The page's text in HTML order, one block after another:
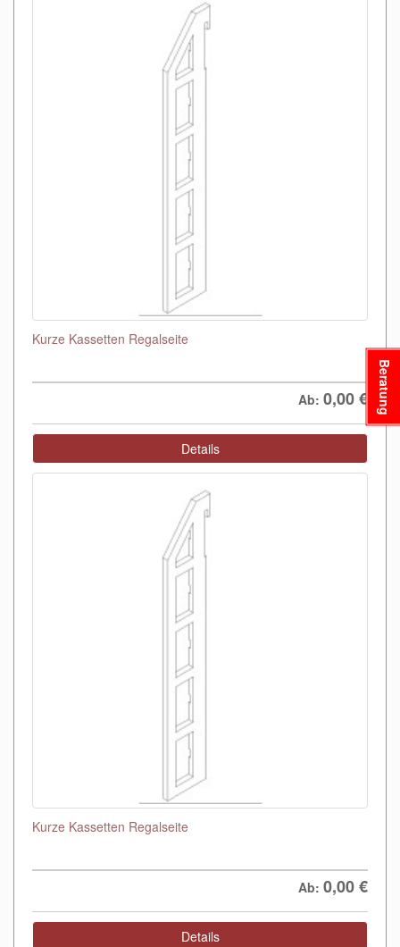
Kurze Kassetten Regalseite
Ab: 0,00€
Details
Kurze Kassetten Regalseite
Ab: 0,00€
Details
Beratung